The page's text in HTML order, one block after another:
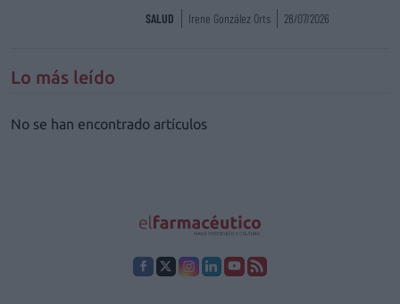
SALUD Irene González Orts 28/07/2026
Lo más leído
No se han encontrado artículos